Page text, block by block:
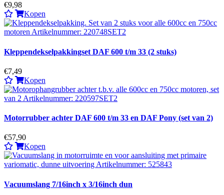
€9,98
Kopen
Kleppendekselpakkingset DAF 600 t/m 33 (2 stuks)
€7,49
Kopen
Motorrubber achter DAF 600 t/m 33 en DAF Pony (set van 2)
€57,90
Kopen
Vacuumslang 7/16inch x 3/16inch dun